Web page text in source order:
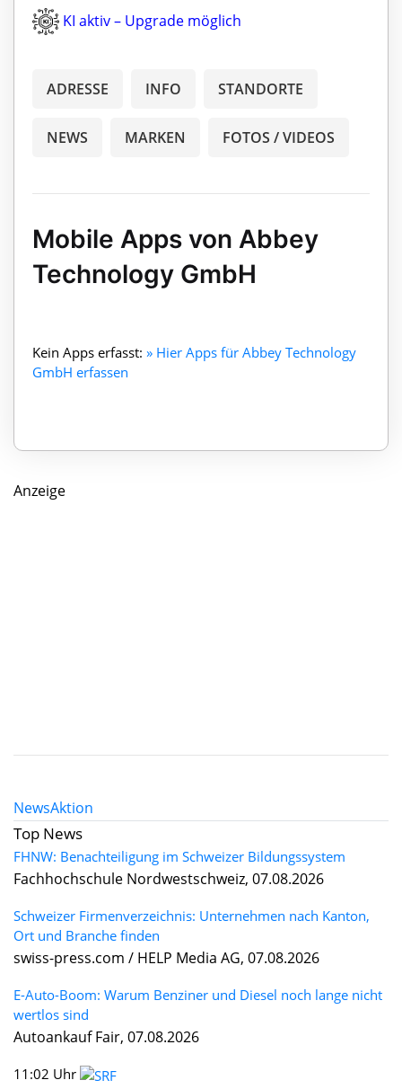
KI aktiv – Upgrade möglich
ADRESSE INFO STANDORTE
NEWS MARKEN FOTOS / VIDEOS
Mobile Apps von Abbey
Technology GmbH
Kein Apps erfasst: » Hier Apps für Abbey Technology
GmbH erfassen
Anzeige
NewsAktion
Top News
FHNW: Benachteiligung im Schweizer Bildungssystem
Fachhochschule Nordwestschweiz, 07.08.2026
Schweizer Firmenverzeichnis: Unternehmen nach Kanton,
Ort und Branche finden
swiss-press.com / HELP Media AG, 07.08.2026
E-Auto-Boom: Warum Benziner und Diesel noch lange nicht
wertlos sind
Autoankauf Fair, 07.08.2026
11:02 Uhr